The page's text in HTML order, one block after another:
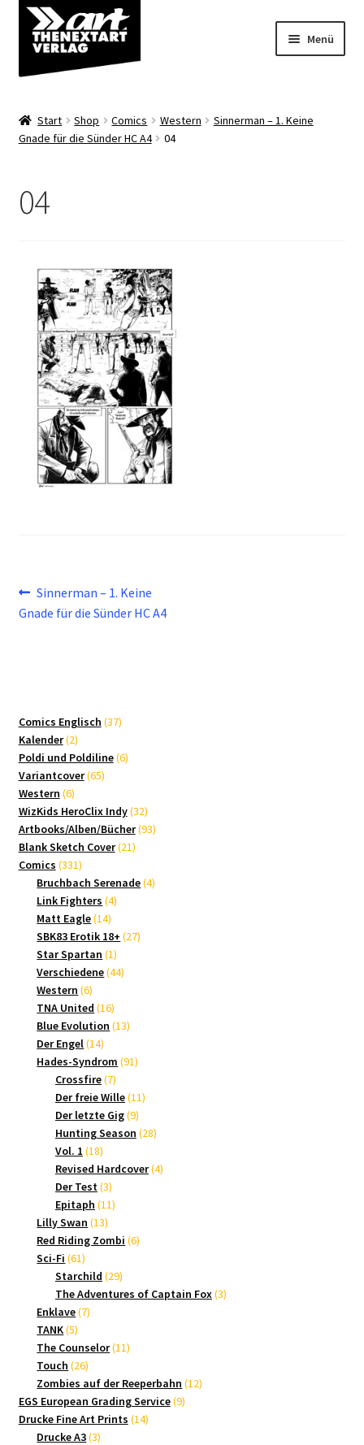
Zur
Navigation
springen
Zum
Inhalt
springen
Menü
Shop
Start Shop Comics Western
Sinnerman – 1. Keine
Gnade für die Sünder HC A4
04
04
Beitragsnavigation
Vorheriger
Beitrag:
Sinnerman – 1. Keine
Gnade für die Sünder HC A4
Comics Englisch 3737
Kalender 22
Produkte
Poldi und Poldiline 66
Variantcover 6565
Western 66
Produkte
WizKids HeroClix Indy 3232
Produkte
Artbooks/Alben/Bücher 9393
Blank Sketch Cover 2121
Comics 331331
Produkte
Bruchbach Serenade 44
Link Fighters 44
Matt Eagle 1414
Produkte
SBK83 Erotik 18+ 2727
Star Spartan 11
Produkt
Verschiedene 4444
Western 66
Produkte
TNA United 1616
Produkte
Blue Evolution 1313
Der Engel 1414
Produkte
Hades-Syndrom 9191
Crossfire 77
Produkte
Der freie Wille 1111
Der letzte Gig 99
Produkte
Hunting Season 2828
Vol. 1 1818
Produkte
Revised Hardcover 44
Der Test 33
Produkte
Epitaph 1111
Lilly Swan 1313
Produkte
Red Riding Zombi 66
Sci-Fi 6161
Produkte
Starchild 2929
Produkte
The Adventures of Captain Fox 33
Enklave 77
TANK 55
Produkte
The Counselor 1111
Touch 2626
Produkte
Zombies auf der Reeperbahn 1212
EGS European Grading Service 99
Drucke Fine Art Prints 1414
Drucke A3 33